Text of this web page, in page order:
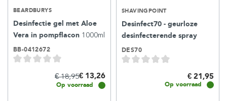
BEARDBURYS
Desinfectie gel met Aloe
Vera in pompflacon 1000ml
BB-0412672
€ 18,95€ 13,26
Op voorraad
SHAVINGPOINT
Desinfect70 - geurloze
desinfecterende spray
DES70
€ 21,95
Op voorraad